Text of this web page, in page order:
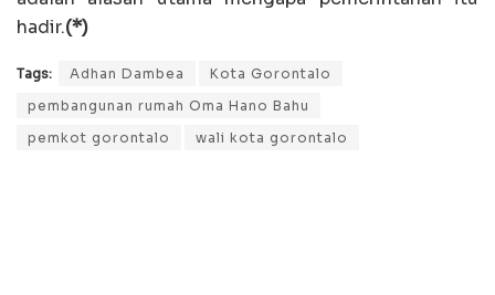
hadir.(*)
Tags: Adhan Dambea
Kota Gorontalo
pembangunan rumah Oma Hano Bahu
pemkot gorontalo
wali kota gorontalo